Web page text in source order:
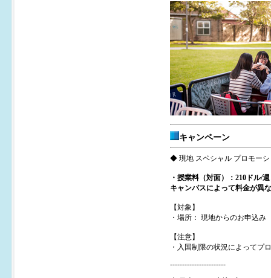
キャンペーン
◆ 現地 スペシャル プロモー
・授業料（対面）：210ドル/
キャンパスによって料金が異
【対象】
・場所： 現地からのお申込み
【注意】
・入国制限の状況によってプ
-----------------------